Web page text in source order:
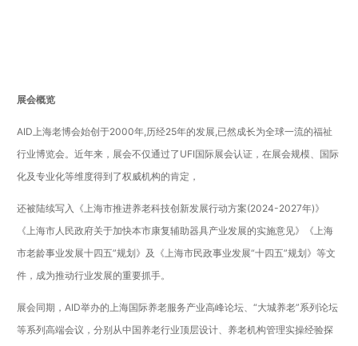
展会概览
AID上海老博会始创于2000年,历经25年的发展,已然成长为全球一流的福祉
行业博览会。近年来，展会不仅通过了UFI国际展会认证，在展会规模、国际
化及专业化等维度得到了权威机构的肯定，
还被陆续写入《上海市推进养老科技创新发展行动方案(2024-2027年)》
《上海市人民政府关于加快本市康复辅助器具产业发展的实施意见》《上海
市老龄事业发展十四五”规划》及《上海市民政事业发展“十四五”规划》等文
件，成为推动行业发展的重要抓手。
展会同期，AID举办的上海国际养老服务产业高峰论坛、“大城养老”系列论坛
等系列高端会议，分别从中国养老行业顶层设计、养老机构管理实操经验探